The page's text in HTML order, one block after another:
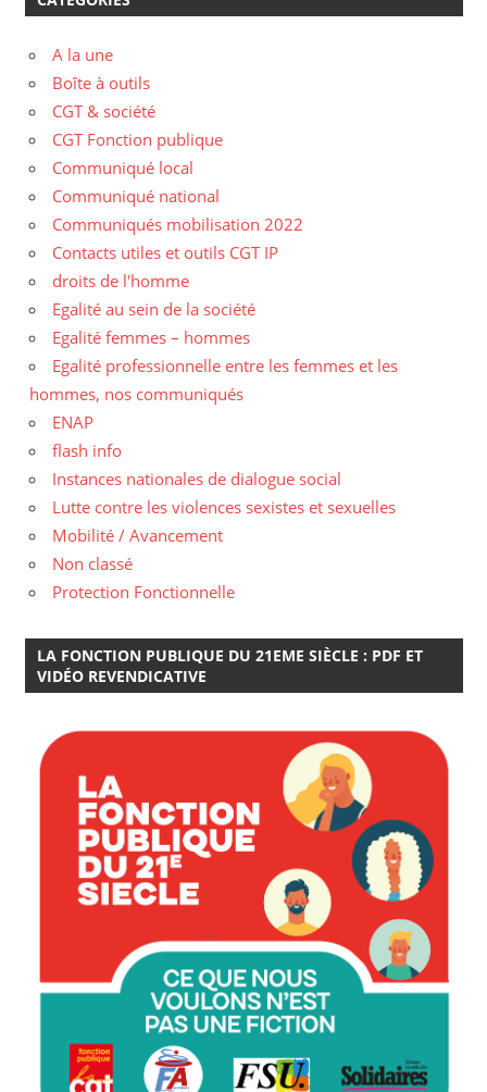
A la une
Boîte à outils
CGT & société
CGT Fonction publique
Communiqué local
Communiqué national
Communiqués mobilisation 2022
Contacts utiles et outils CGT IP
droits de l'homme
Egalité au sein de la société
Egalité femmes – hommes
Egalité professionnelle entre les femmes et les
hommes, nos communiqués
ENAP
flash info
Instances nationales de dialogue social
Lutte contre les violences sexistes et sexuelles
Mobilité / Avancement
Non classé
Protection Fonctionnelle
LA FONCTION PUBLIQUE DU 21EME SIÈCLE : PDF ET
VIDÉO REVENDICATIVE